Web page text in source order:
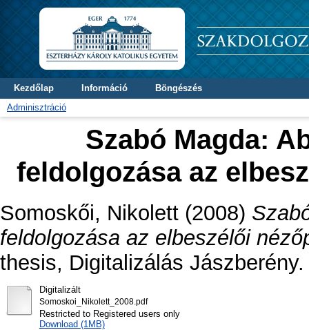
Kezdőlap Információ
Böngészés
Adminisztráció
Szabó Magda:
feldolgozása az
Somoskői, Nikolett (2008)
feldolgozása az elbeszélői
thesis, Digitalizálás Jászberény.
Digitalizált
Somoskoi_Nikolett_2008.pdf
Restricted to Registered users only
Download (1MB)